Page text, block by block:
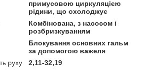
примусовою циркуляцією
рідини, що охолоджує
Комбінована, з насосом і
розбризкуванням
Блокування основних гальм
за допомогою важеля
руху
2,11-32,19